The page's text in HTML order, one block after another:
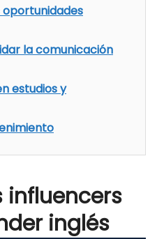
oportunidades
la comunicación
estudios y
influencers
inglés